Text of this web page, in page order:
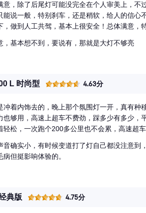
意，除了后尾灯可能没完全在个人审美上，
能说一般，特别刹车，还是稍软，给人的信心
，做到人工共驾，基本上很安全！总体满意，
，基本想不到，要说有，那就是大灯不够亮
L 时尚型 4.63分
冲着内饰去的，晚上那个氛围灯一开，真有
也够用，高速上超车不费劲，踩多少有多少，
轻松，一次跑个200多公里也不会累，高速超
音确实小，有时候变道打了灯自己都没注意
但挺影响体验的。
典版 4.75分